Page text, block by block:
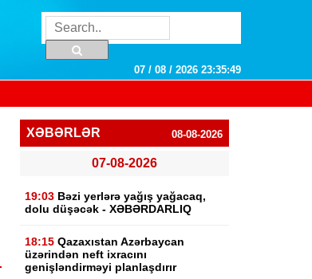
07 / 08 / 2026 23:35:50
XƏBƏRLƏR 08-08-2026
07-08-2026
19:03 Bəzi yerlərə yağış yağacaq,
dolu düşəcək - XƏBƏRDARLIQ
18:15 Qazaxıstan Azərbaycan
üzərindən neft ixracını
genişləndirməyi planlaşdırır